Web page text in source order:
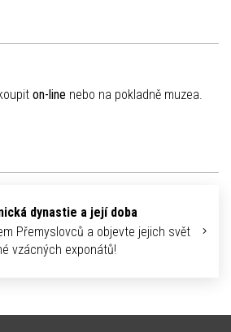
on-line nebo na pokladně muzea.
dynastie a její doba
Přemyslovců a objevte jejich svět
vzácných exponátů!